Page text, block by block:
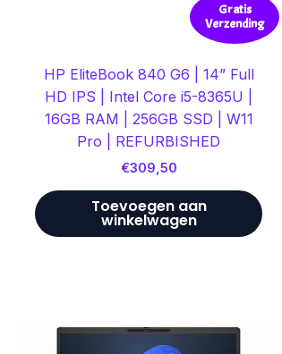
Gratis
Verzending
HP EliteBook 840 G6 | 14” Full
HD IPS | Intel Core i5-8365U |
16GB RAM | 256GB SSD | W11
Pro | REFURBISHED
€309,50
Toevoegen aan
winkelwagen